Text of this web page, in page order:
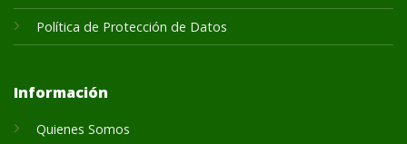
Política de Protección de Datos
Información
Quienes Somos